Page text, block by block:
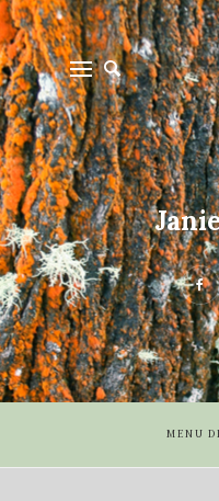
MENU